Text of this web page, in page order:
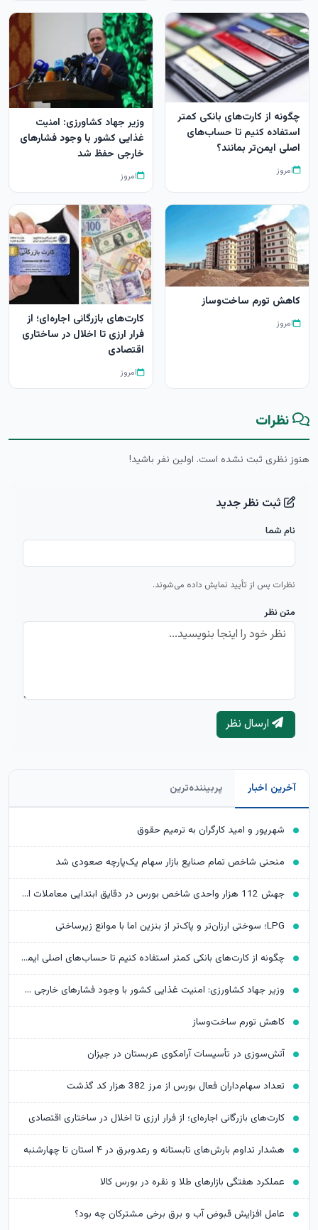
چگونه از کارت‌های بانکی کمتر
استفاده کنیم تا حساب‌های
اصلی ایمن‌تر بمانند؟
امروز
وزیر جهاد کشاورزی: امنیت
غذایی کشور با وجود فشارهای
خارجی حفظ شد
امروز
کاهش تورم ساخت‌وساز
امروز
کارت‌های بازرگانی اجاره‌ای؛ از
فرار ارزی تا اخلال در ساختاری
اقتصادی
امروز
نظرات
هنوز نظری ثبت نشده است. اولین نفر باشید!
ثبت نظر جدید
نام شما
نظرات پس از تأیید نمایش داده می‌شوند.
متن نظر
ارسال نظر
آخرین اخبار پربیننده‌ترین
شهریور و امید کارگران به ترمیم حقوق
منحنی شاخص تمام صنایع بازار سهام یک‌پارچه صعودی شد
جهش 112 هزار واحدی شاخص بورس در دقایق ابتدایی معاملات امروز
LPG؛ سوختی ارزان‌تر و پاک‌تر از بنزین اما با موانع زیرساختی
چگونه از کارت‌های بانکی کمتر استفاده کنیم تا حساب‌های اصلی ایمن‌تر بمانند؟
وزیر جهاد کشاورزی: امنیت غذایی کشور با وجود فشارهای خارجی حفظ شد
کاهش تورم ساخت‌وساز
آتش‌سوزی در تأسیسات آرامکوی عربستان در جیزان
تعداد سهام‌داران فعال بورس از مرز 382 هزار کد گذشت
کارت‌های بازرگانی اجاره‌ای؛ از فرار ارزی تا اخلال در ساختاری اقتصادی
هشدار تداوم بارش‌های تابستانه و رعدوبرق در ۴ استان تا چهارشنبه
عملکرد هفتگی بازارهای طلا و نقره در بورس کالا
عامل افزایش قبوض آب و برق برخی مشترکان چه بود؟